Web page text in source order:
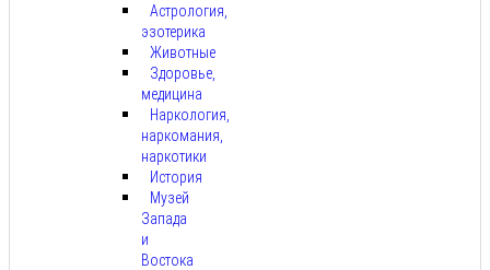
Астрология,
эзотерика
Животные
Здоровье,
медицина
Наркология,
наркомания,
наркотики
История
Музей
Запада
и
Востока